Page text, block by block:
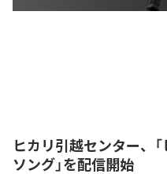
ヒカリ引越センター、
ソング」を配信開始